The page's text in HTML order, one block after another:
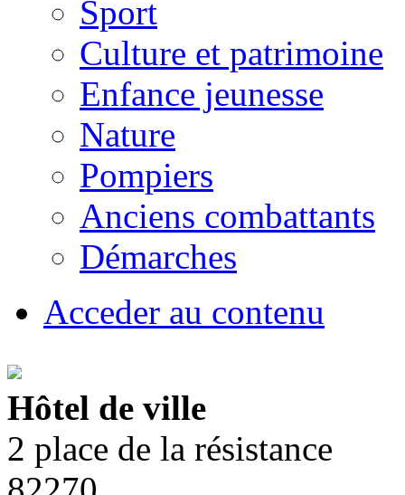
Sport
Culture et patrimoine
Enfance jeunesse
Nature
Pompiers
Anciens combattants
Démarches
Acceder au contenu
Hôtel de ville
2 place de la résistance